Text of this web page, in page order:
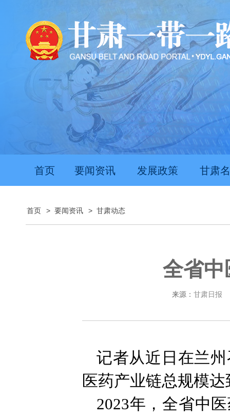
首页 要闻资讯 发展政策 甘肃
首页 > 要闻资讯 > 甘肃动态
全省中
来源： 甘肃日报
记者从近日在兰
医药产业链总规模
2023年，全省中